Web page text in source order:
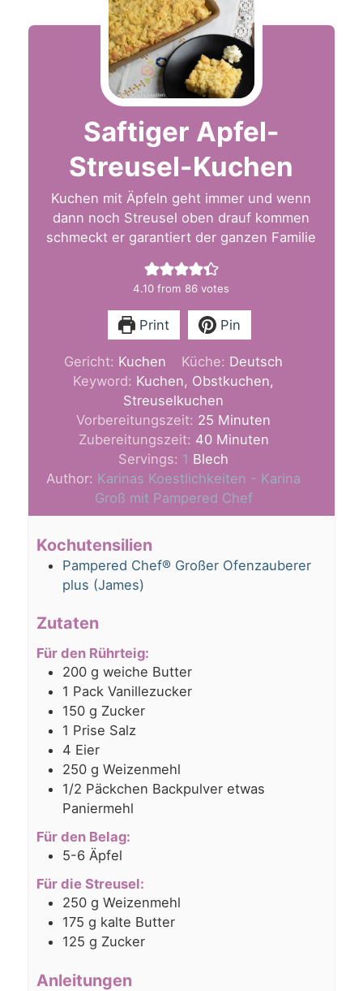
Saftiger Apfel-
Streusel-Kuchen
Kuchen mit Äpfeln geht immer und wenn
dann noch Streusel oben drauf kommen
schmeckt er garantiert der ganzen Familie
4.10 from 86 votes
Print Pin
Gericht: Kuchen Küche: Deutsch
Keyword: Kuchen, Obstkuchen,
Streuselkuchen
Vorbereitungszeit: 25 Minuten
Minuten
Zubereitungszeit: 40Minuten
Minuten
Servings: 1 Blech
Author: Karinas Koestlichkeiten - Karina
Groß mit Pampered Chef
Kochutensilien
Pampered Chef® Großer Ofenzauberer
plus (James)
Zutaten
Für den Rührteig:
200 g weiche Butter
1 Pack Vanillezucker
150 g Zucker
1 Prise Salz
4 Eier
250 g Weizenmehl
1/2 Päckchen Backpulver etwas
Paniermehl
Für den Belag:
5-6 Äpfel
Für die Streusel:
250 g Weizenmehl
175 g kalte Butter
125 g Zucker
Anleitungen